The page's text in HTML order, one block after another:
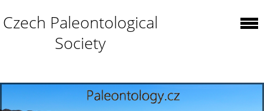
Czech Paleontological
Society